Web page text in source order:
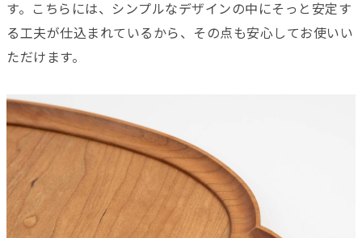
す。こちらには、シンプルなデザインの中にそっと安定す
る工夫が仕込まれているから、その点も安心してお使いい
ただけます。